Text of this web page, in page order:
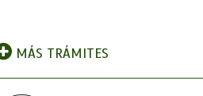
MÁS TRÁMITES